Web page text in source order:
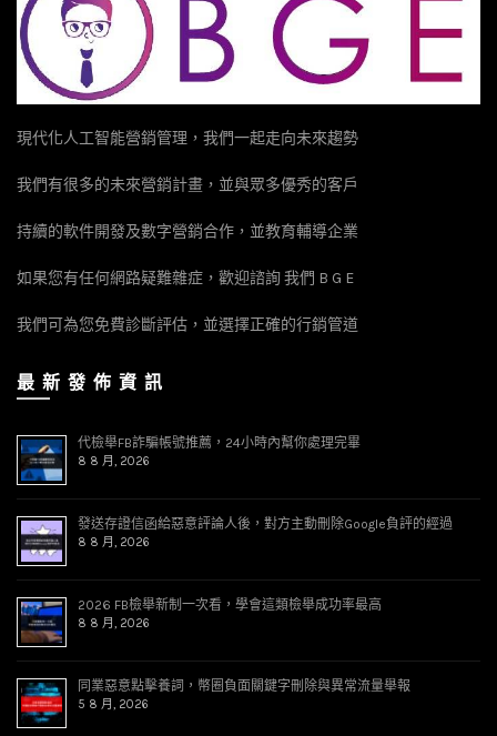
現代化人工智能營銷管理，我們一起走向未來趨勢
我們有很多的未來營銷計畫，並與眾多優秀的客戶
持續的軟件開發及數字營銷合作，並教育輔導企業
如果您有任何網路疑難雜症，歡迎諮詢 我們 B G E
我們可為您免費診斷評估，並選擇正確的行銷管道
最 新 發 佈 資 訊
代檢舉FB詐騙帳號推薦，24小時內幫你處理完畢
8 8 月, 2026
發送存證信函給惡意評論人後，對方主動刪除Google負評的經過
8 8 月, 2026
2026 FB檢舉新制一次看，學會這類檢舉成功率最高
8 8 月, 2026
同業惡意點擊養詞，幣圈負面關鍵字刪除與異常流量舉報
5 8 月, 2026